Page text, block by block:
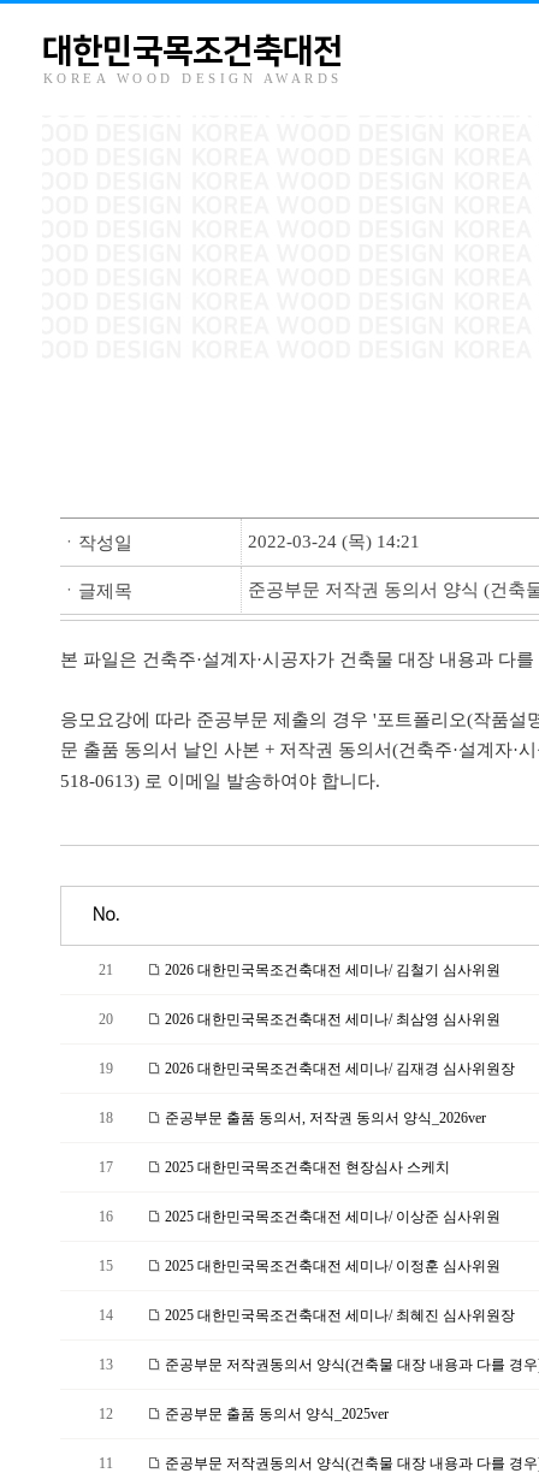
대한민국목조건축대전
KOREA WOOD DESIGN AWARDS
ㆍ작성일 2022-03-24 (목) 14:21
ㆍ글제목 준공부문 저작권 동의서 양식 (건축
본 파일은 건축주·설계자·시공자가 건축물 대장 내용과 다
응모요강에 따라 준공부문 제출의 경우 '포트폴리오(작품설
문 출품 동의서 날인 사본 + 저작권 동의서(건축주·설계자
518-0613) 로 이메일 발송하여야 합니다.
No.
21 2026 대한민국목조건축대전 세미나/ 김철기 심사위원
20 2026 대한민국목조건축대전 세미나/ 최삼영 심사위원
19 2026 대한민국목조건축대전 세미나/ 김재경 심사위원장
18 준공부문 출품 동의서, 저작권 동의서 양식_2026ver
17 2025 대한민국목조건축대전 현장심사 스케치
16 2025 대한민국목조건축대전 세미나/ 이상준 심사위원
15 2025 대한민국목조건축대전 세미나/ 이정훈 심사위원
14 2025 대한민국목조건축대전 세미나/ 최혜진 심사위원장
13 준공부문 저작권동의서 양식(건축물 대장 내용과 다를 경우
12 준공부문 출품 동의서 양식_2025ver
11 준공부문 저작권동의서 양식(건축물 대장 내용과 다를 경우